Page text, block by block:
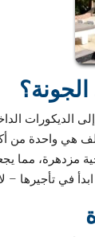
الجونة؟
الديكورات
هي واحدة من
مزدهرة، مما
ابدأ في تأجيرها